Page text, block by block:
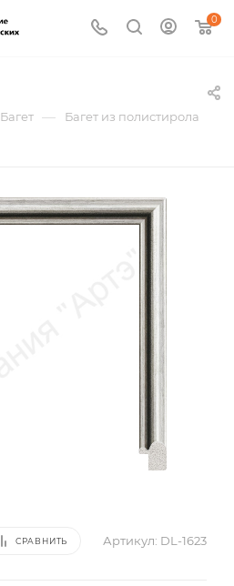
0
Багет — Багет из полистирола
СРАВНИТЬ Артикул: DL-1623